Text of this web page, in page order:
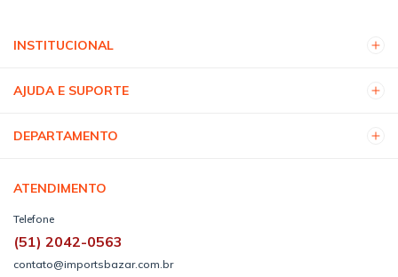
INSTITUCIONAL
AJUDA E SUPORTE
DEPARTAMENTO
ATENDIMENTO
Telefone
(51) 2042-0563
contato@importsbazar.com.br